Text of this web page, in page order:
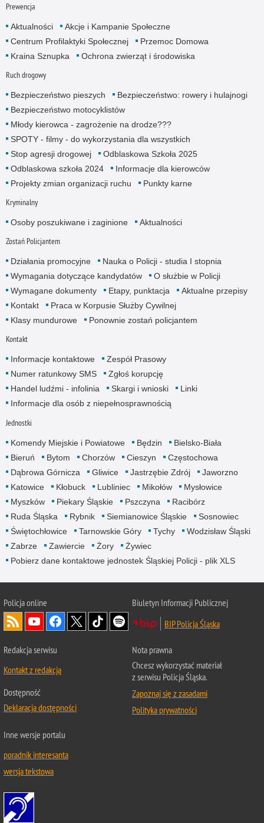
Prewencja
Aktualności
Akcje i Kampanie Społeczne
Centrum Profilaktyki Społecznej
Przemoc Domowa
Kraina Sznupka
Ochrona zwierząt i środowiska
Ruch drogowy
Bezpieczeństwo pieszych
Bezpieczeństwo: rowery i hulajnogi
Bezpieczeństwo motocyklistów
Młody kierowca - zagrożenie na drodze???
SPOTY - filmy - do wykorzystania dla wszystkich
Stop agresji drogowej
Odblaskowa Szkoła 2025
Odblaskowa szkoła 2024
Informacje dla kierowców
Projekty zmian organizacji ruchu
Punkty karne
Kryminalny
Osoby poszukiwane i zaginione Aktualności
Zostań Policjantem
Działania promocyjne
Nauka o Policji - studia I stopnia
Wymagania dotyczące kandydatów
O służbie w Policji
Wymagane dokumenty
Etapy, punktacja
Aktualne przepisy
Kontakt
Praca w Korpusie Służby Cywilnej
Klasy mundurowe
Ponownie zostań policjantem
Kontakt
Informacje kontaktowe
Zespół Prasowy
Numer ratunkowy SMS
Zgłoś korupcję
Handel ludźmi - infolinia
Skargi i wnioski
Linki
Informacje dla osób z niepełnosprawnością
Jednostki
Komendy Miejskie i Powiatowe Będzin
Bielsko-Biała
Bieruń
Bytom Chorzów Cieszyn
Częstochowa
Dąbrowa Górnicza
Gliwice Jastrzębie Zdrój
Jaworzno
Katowice
Kłobuck Lubliniec Mikołów
Mysłowice
Myszków
Piekary Śląskie Pszczyna
Racibórz
Ruda Śląska
Rybnik Siemianowice Śląskie
Sosnowiec
Świętochłowice
Tarnowskie Góry Tychy
Wodzisław Śląski
Zabrze
Zawiercie Żory
Żywiec
Pobierz dane kontaktowe jednostek Śląskiej Policji - plik XLS
Policja online
Biuletyn Informacji Publicznej
BIP Policja Śląska
Redakcja serwisu
Kontakt z redakcją
Dostępność
Deklaracja dostępności
Nota prawna
Chcesz wykorzystać materiał
z serwisu Policja Śląska.
Zapoznaj się z zasadami
Polityka prywatności
Inne wersje portalu
poradnik interesanta
wersja tekstowa